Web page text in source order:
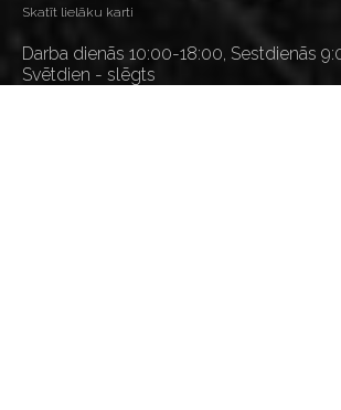
Skatīt lielāku karti
Darba dienās 10:00-18:00, Sestdienās
Svētdien - slēgts